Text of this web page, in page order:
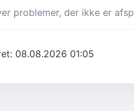
problemer, der ikke er
08.08.2026 01:05